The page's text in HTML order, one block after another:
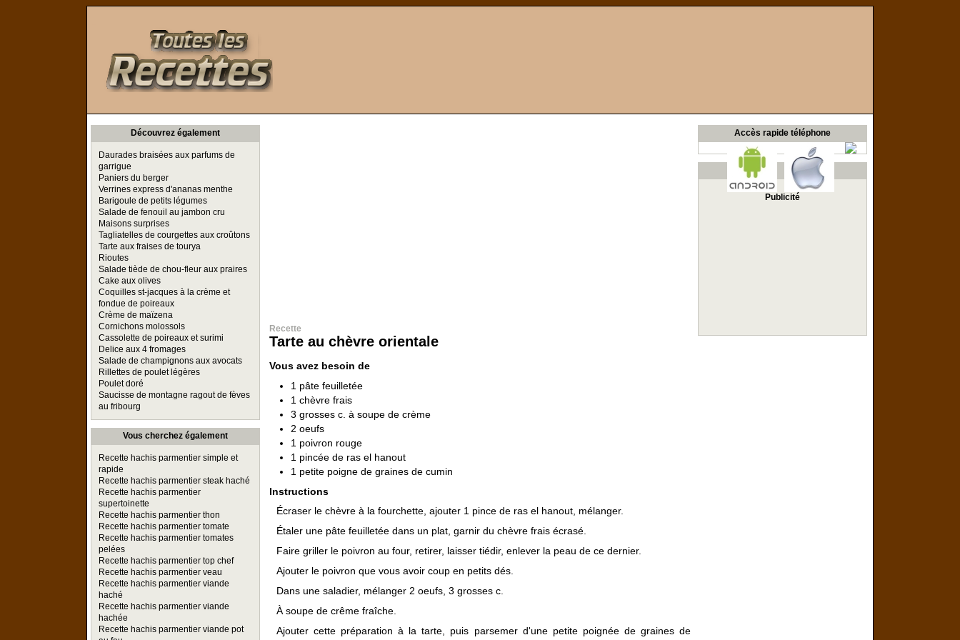
Découvrez également
Daurades braisées aux parfums de
garrigue
Paniers du berger
Verrines express d'ananas menthe
Barigoule de petits légumes
Salade de fenouil au jambon cru
Maisons surprises
Tagliatelles de courgettes aux croûtons
Tarte aux fraises de tourya
Rioutes
Salade tiède de chou-fleur aux praires
Cake aux olives
Coquilles st-jacques à la crème et
fondue de poireaux
Crème de maïzena
Cornichons molossols
Cassolette de poireaux et surimi
Delice aux 4 fromages
Salade de champignons aux avocats
Rillettes de poulet légères
Poulet doré
Saucisse de montagne ragout de fèves
au fribourg
Vous cherchez également
Recette hachis parmentier simple et
rapide
Recette hachis parmentier steak haché
Recette hachis parmentier
supertoinette
Recette hachis parmentier thon
Recette hachis parmentier tomate
Recette hachis parmentier tomates
pelées
Recette hachis parmentier top chef
Recette hachis parmentier veau
Recette hachis parmentier viande
haché
Recette hachis parmentier viande
hachée
Recette hachis parmentier viande pot
Recette
Tarte au chèvre orientale
Vous avez besoin de
1 pâte feuilletée
1 chèvre frais
3 grosses c. à soupe de crème
2 oeufs
1 poivron rouge
1 pincée de ras el hanout
1 petite poigne de graines de cumin
Instructions
Écraser le chèvre à la fourchette, ajouter 1 pince de ras el hanout, mélanger.
Étaler une pâte feuilletée dans un plat, garnir du chèvre frais écrasé.
Faire griller le poivron au four, retirer, laisser tiédir, enlever la peau de ce dernier.
Ajouter le poivron que vous avoir coup en petits dés.
Dans une saladier, mélanger 2 oeufs, 3 grosses c.
À soupe de crême fraîche.
Ajouter cette préparation à la tarte, puis parsemer d'une petite poignée de graines de
Accès rapide téléphone
Publicité